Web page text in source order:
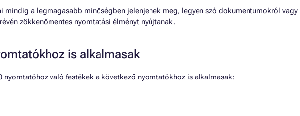
a legmagasabb minőségben jelenjenek meg, legyen szó dokumentumokról vagy
zökkenőmentes nyomtatási élményt nyújtanak.
is alkalmasak
nyomtatóhoz való festékek a következő nyomtatókhoz is alkalmasak: